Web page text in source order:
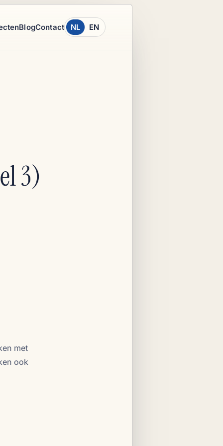
BlogContact NL EN
3)
met
ook